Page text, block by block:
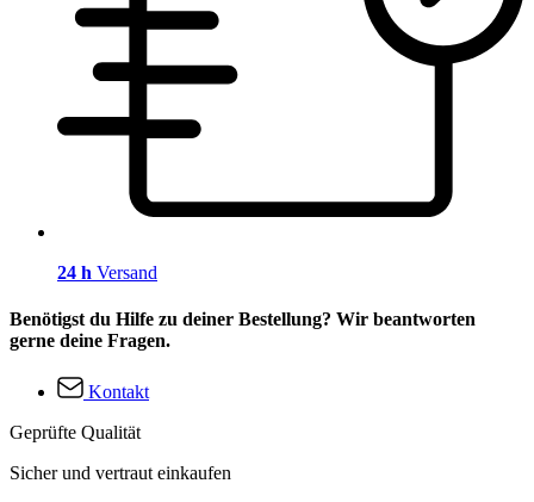
24 h Versand
Benötigst du Hilfe zu deiner Bestellung? Wir beantworten
gerne deine Fragen.
Kontakt
Geprüfte Qualität
Sicher und vertraut einkaufen